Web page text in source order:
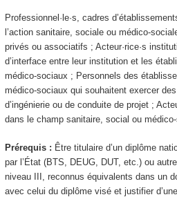
Professionnel·le·s, cadres
l’action sanitaire, sociale ou médico-
privés ou associatifs ; Acteur·rice·s
d’interface entre leur institution et les
médico-sociaux ; Personnels des
médico-sociaux qui souhaitent exercer
d’ingénierie ou de conduite de projet ;
dans le champ sanitaire, social ou
Prérequis : Être titulaire d’un diplôme
par l’État (BTS, DEUG, DUT, etc.) ou
niveau III, reconnus équivalents dans un
avec celui du diplôme visé et justifier